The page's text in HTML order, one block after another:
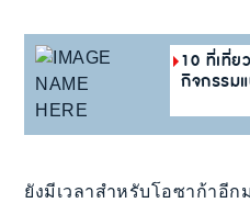
10 ที่เที่ย
กิจกรรมแ
ยังมีเวลาสำหรับโอซาก้าอี